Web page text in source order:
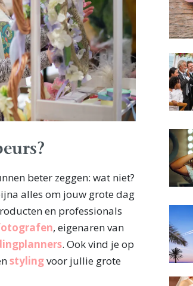
beter zeggen: wat niet?
alles om jouw grote dag
en professionals
, eigenaren van
. Ook vind je op
stylingvoor jullie grote